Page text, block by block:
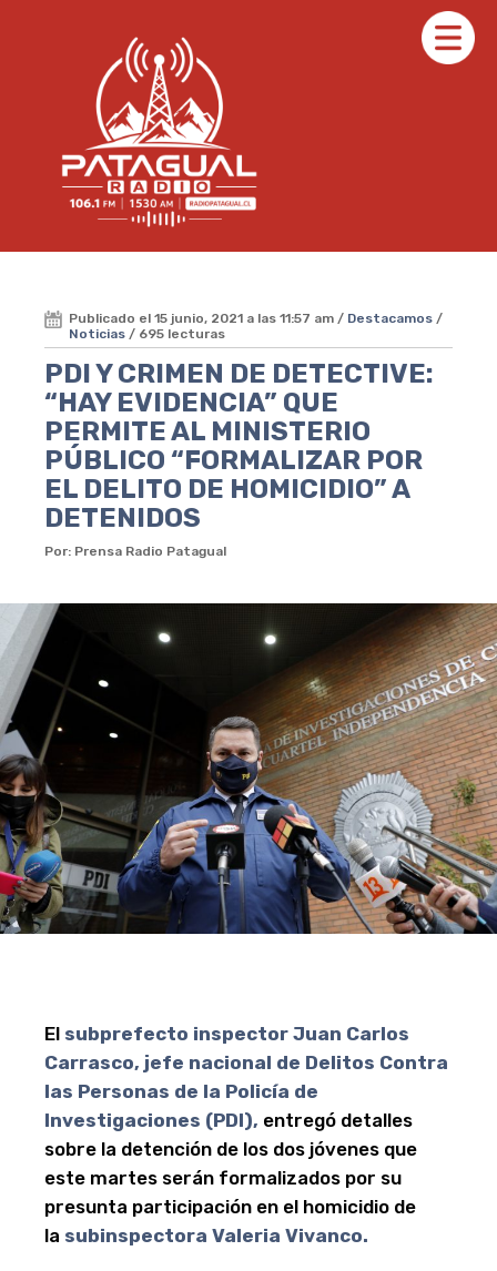
Publicado el 15 junio, 2021 a las 11:57 am / Destacamos /
Noticias / 695 lecturas
PDI Y CRIMEN DE DETECTIVE:
“HAY EVIDENCIA” QUE
PERMITE AL MINISTERIO
PÚBLICO “FORMALIZAR POR
EL DELITO DE HOMICIDIO” A
DETENIDOS
Por: Prensa Radio Patagual
El subprefecto inspector Juan Carlos
Carrasco, jefe nacional de Delitos Contra
las Personas de la Policía de
Investigaciones (PDI), entregó detalles
sobre la detención de los dos jóvenes que
este martes serán formalizados por su
presunta participación en el homicidio de
la subinspectora Valeria Vivanco.